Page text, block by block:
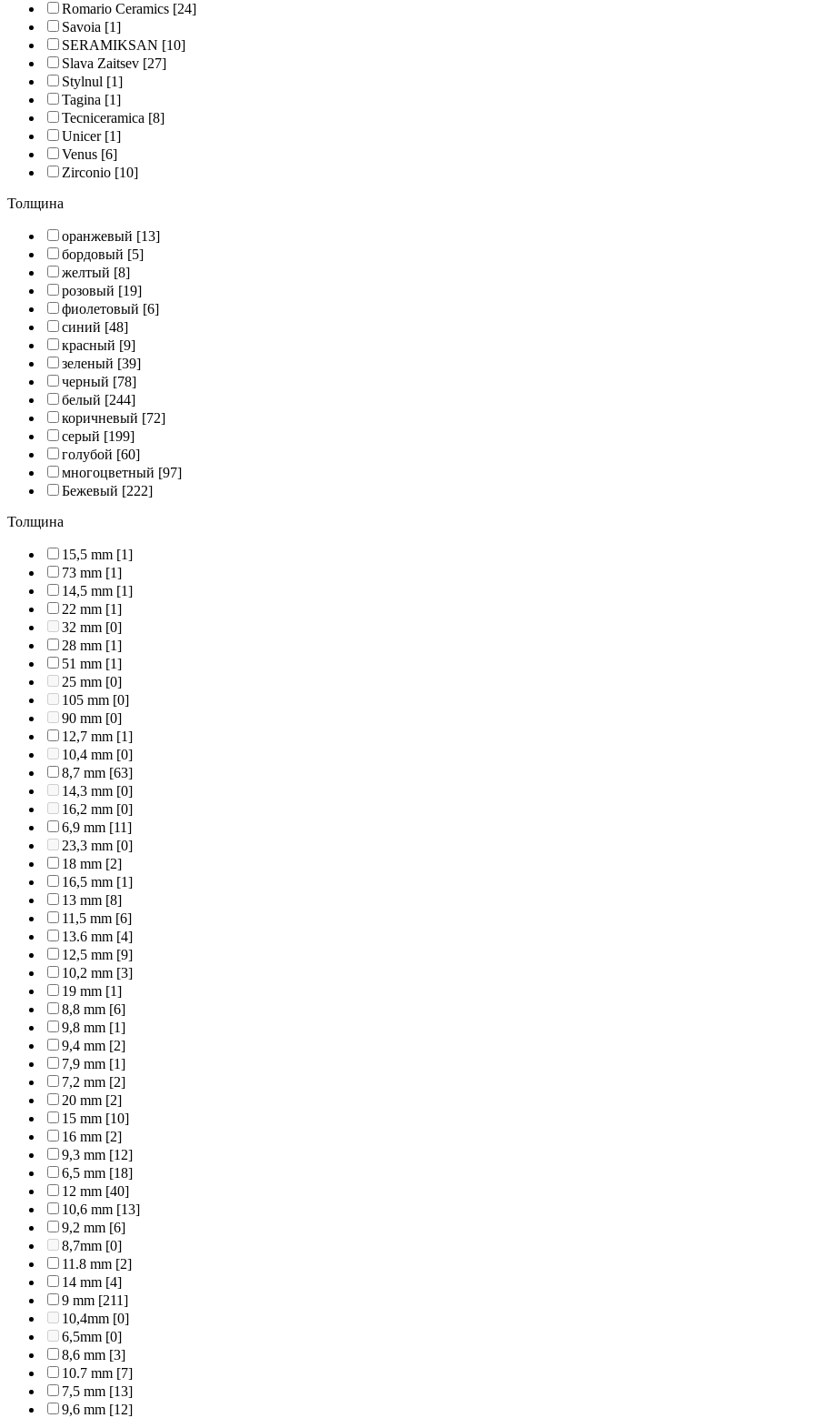
Romario Ceramics [24]
Savoia [1]
SERAMIKSAN [10]
Slava Zaitsev [27]
Stylnul [1]
Tagina [1]
Tecniceramica [8]
Unicer[1]
Venus [6]
Zirconio [10]
Толщина
оранжевый [13]
бордовый [5]
желтый [8]
розовый [19]
фиолетовый [6]
синий [48]
красный [9]
зеленый [39]
черный [78]
белый [244]
коричневый [72]
серый [199]
голубой [60]
многоцветный [97]
Бежевый [222]
Толщина
15,5 mm [1]
73 mm [1]
14,5 mm [1]
22 mm [1]
32 mm [0]
28 mm [1]
51 mm [1]
25 mm [0]
105 mm [0]
90 mm [0]
12,7 mm [1]
10,4 mm [0]
8,7 mm [63]
14,3 mm [0]
16,2 mm [0]
6,9 mm [11]
23,3 mm [0]
18 mm [2]
16,5 mm [1]
13 mm [8]
11,5 mm [6]
13.6 mm [4]
12,5 mm [9]
10,2 mm [3]
19 mm [1]
8,8 mm [6]
9,8 mm [1]
9,4 mm [2]
7,9 mm [1]
7,2 mm [2]
20 mm [2]
15 mm [10]
16 mm [2]
9,3 mm [12]
6,5 mm [18]
12 mm [40]
10,6 mm [13]
9,2 mm [6]
8,7mm [0]
11.8 mm [2]
14 mm [4]
9 mm [211]
10,4mm [0]
6,5mm [0]
8,6 mm [3]
10.7 mm [7]
7,5 mm [13]
9,6 mm [12]